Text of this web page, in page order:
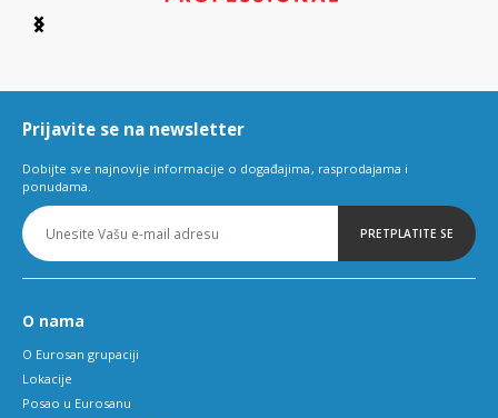
Item
6
Prijavite se na newsletter
Dobijte sve najnovije informacije o događajima, rasprodajama i
ponudama.
PRETPLATITE SE
O nama
O Eurosan grupaciji
Lokacije
Posao u Eurosanu